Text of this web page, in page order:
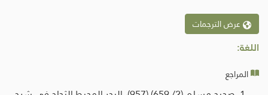
عرض الترجمات
اللغة:
المراجع